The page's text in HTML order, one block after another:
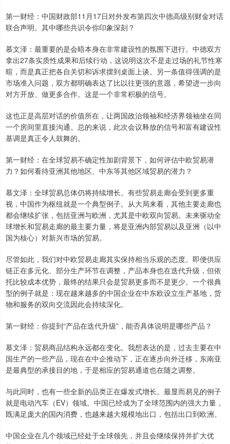
第一财经：中国财政部11月17日对外发布第四次中德高级别财金对话
联合声明。其中哪些共识令你印象深刻？
慕文泽：最重要的是会晤本身在非常建设性的氛围下进行。中德双方
拿出27条实质性成果和后续行动，这说明这次不是走过场的礼节性寒
暄，而是真正把各自关切和诉求摆到桌面上谈。另一条值得强调的是
市场准入问题，双方都明确表达了比以往更强的意愿，希望进一步向
对方开放、做更多合作。这是一个非常积极的信号。
这也正是高层对话的价值所在，让两国政治领袖和经济界领袖坐在同
一个房间里直接沟通。总的来说，此次会议释放的信号和富有建设性
基调是真正令人鼓舞的。
第一财经：在全球贸易不确定性加剧背景下，如何评估中欧贸易潜
力？如何看待亚洲其他地区、中东等其他区域贸易的潜力？
慕文泽：全球贸易总体仍将持续增长。有些贸易走廊会受到更多重
视，中国作为枢纽就是一个典型例子。从大局来看，其他主要走廊也
都会继续扩张，包括亚洲与欧洲，尤其是中欧双向贸易。未来驱动全
球增长和贸易走廊的最主要力量，将是亚洲内部贸易以及亚洲（以中
国为核心）对新兴市场的贸易。
尽管如此，我们对中欧贸易走廊其实保持相当乐观的态度。即便供应
链正在多元化、部分生产环节在调整，产品本身也在迭代升级，但依
托比较成本优势，最终的结果只会是贸易更多而不是更少。一个很典
型的例子就是：现在越来越多的中国企业在中东欧设立生产基地，货
物和服务的双向交流因此会持续深化。
第一财经：你提到“产品在迭代升级”，能否具体说明是哪些产品？
慕文泽：贸易商品结构永远都在变化。我想表达的是，过去主要在中
国生产的一些产品，现在在中企推动下，正在逐步向外迁移，东南亚
是最典型的承接目的地，于是相应的贸易通道也在随之调整。
与此同时，也有一些全新的品类正在爆发式增长。最显而易见的例子
就是电动汽车（EV）领域。中国已经成为了全球范围内的强大力量，
既满足庞大的国内消费，也越来越大规模地出口，包括出口到欧洲。
中国企业在几个领域已经处于全球领先，并且会继续保持并扩大优